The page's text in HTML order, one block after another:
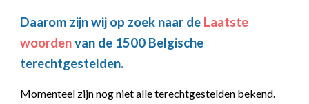
Daarom zijn wij op zoek naar de Laatste
woordenvan de 1500 Belgische
terechtgestelden.
Momenteel zijn nog niet alle terechtgestelden bekend.